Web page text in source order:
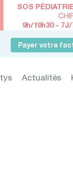
SOS
9h/19h30 - 7J/
Payer votre
Actualités